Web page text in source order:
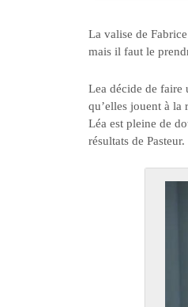
La valise de
mais il faut le
Lea décide de faire
qu’elles jouent à la
Léa est pleine de
résultats de Pasteur.